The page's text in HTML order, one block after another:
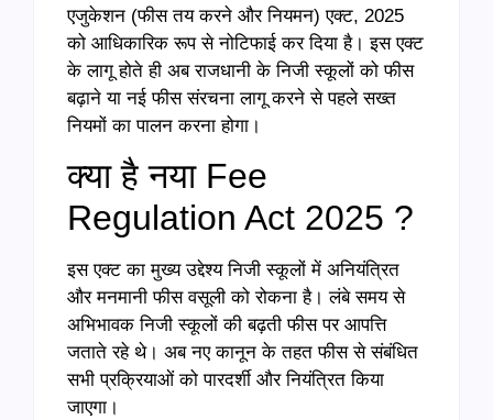
एजुकेशन (फीस तय करने और नियमन) एक्ट, 2025
को आधिकारिक रूप से नोटिफाई कर दिया है। इस एक्ट
के लागू होते ही अब राजधानी के निजी स्कूलों को फीस
बढ़ाने या नई फीस संरचना लागू करने से पहले सख्त
नियमों का पालन करना होगा।
क्या है नया Fee
Regulation Act 2025 ?
इस एक्ट का मुख्य उद्देश्य निजी स्कूलों में अनियंत्रित
और मनमानी फीस वसूली को रोकना है। लंबे समय से
अभिभावक निजी स्कूलों की बढ़ती फीस पर आपत्ति
जताते रहे थे। अब नए कानून के तहत फीस से संबंधित
सभी प्रक्रियाओं को पारदर्शी और नियंत्रित किया
जाएगा।